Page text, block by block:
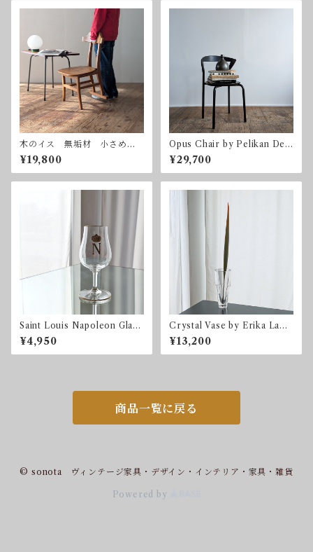
木のイス 無垢材 小さめ
アノニマスデザイン
¥19,800
Opus Chair by Pelikan Desi
gn for Bent Krogh ベン
ト・クロー ペリカンデザイ
ン
¥29,700
Saint Louis Napoleon Glass
サンルイ ナポレオン フ
ランス クリスタル
¥4,950
Crystal Vase by Erika Lage
rbielke for Orrefors
¥13,200
商品一覧に戻る
© sonota ヴィンテージ家具・デザイン・インテリア・家具・雑貨
Powered by